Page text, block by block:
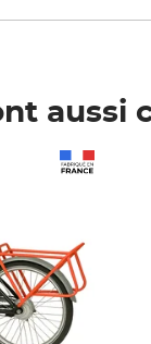
aussi